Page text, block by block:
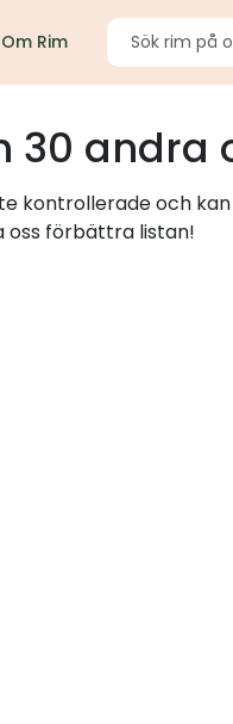
Om Rim
30 andra
kontrollerade och
oss förbättra listan!